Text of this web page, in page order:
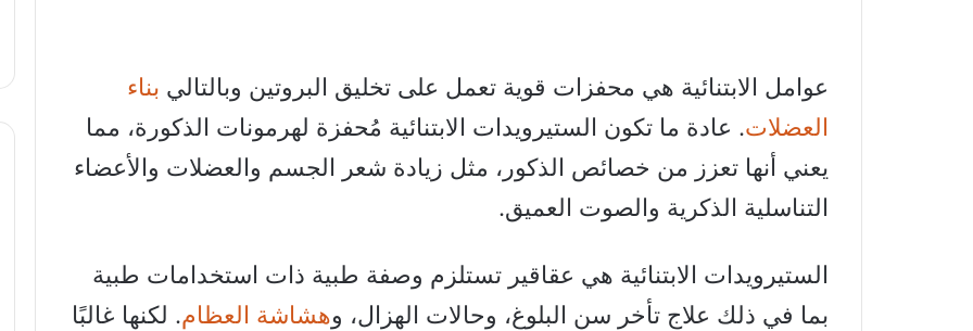
عوامل الابتنائية هي محفزات قوية تعمل على تخليق البروتين وبالتالي بناء
العضلات. عادة ما تكون الستيرويدات الابتنائية مُحفزة لهرمونات الذكورة، مما
يعني أنها تعزز من خصائص الذكور، مثل زيادة شعر الجسم والعضلات والأعضاء
التناسلية الذكرية والصوت العميق.
الستيرويدات الابتنائية هي عقاقير تستلزم وصفة طبية ذات استخدامات طبية
بما في ذلك علاج تأخر سن البلوغ، وحالات الهزال، وهشاشة العظام. لكنها غالبًا